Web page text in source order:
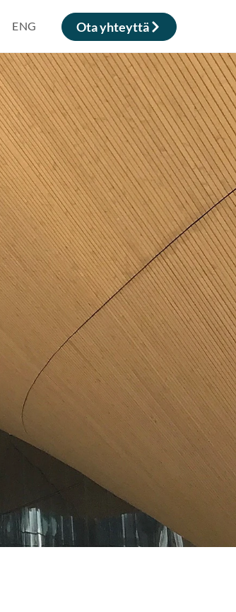
ENG Ota yhteyttä